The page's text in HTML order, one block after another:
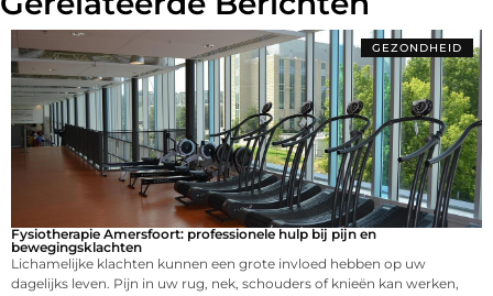
GEZONDHEID
Fysiotherapie Amersfoort: professionele hulp bij pijn en
bewegingsklachten
Lichamelijke klachten kunnen een grote invloed hebben op uw
dagelijks leven. Pijn in uw rug, nek, schouders of knieën kan werken,